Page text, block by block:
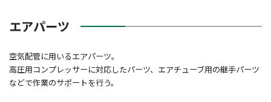
エアパーツ
空気配管に用いるエアパーツ。
高圧用コンプレッサーに対応したパーツ、エアチューブ用の継手パーツ
などで作業のサポートを行う。